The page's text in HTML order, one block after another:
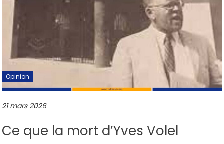
Opinion
21 mars 2026
Ce que la mort d’Yves Volel